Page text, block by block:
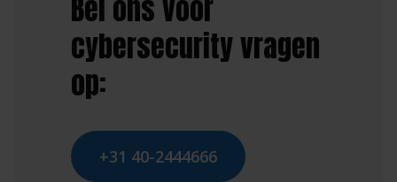
Bel ons voor
cybersecurity vragen
op:
+31 40-2444666